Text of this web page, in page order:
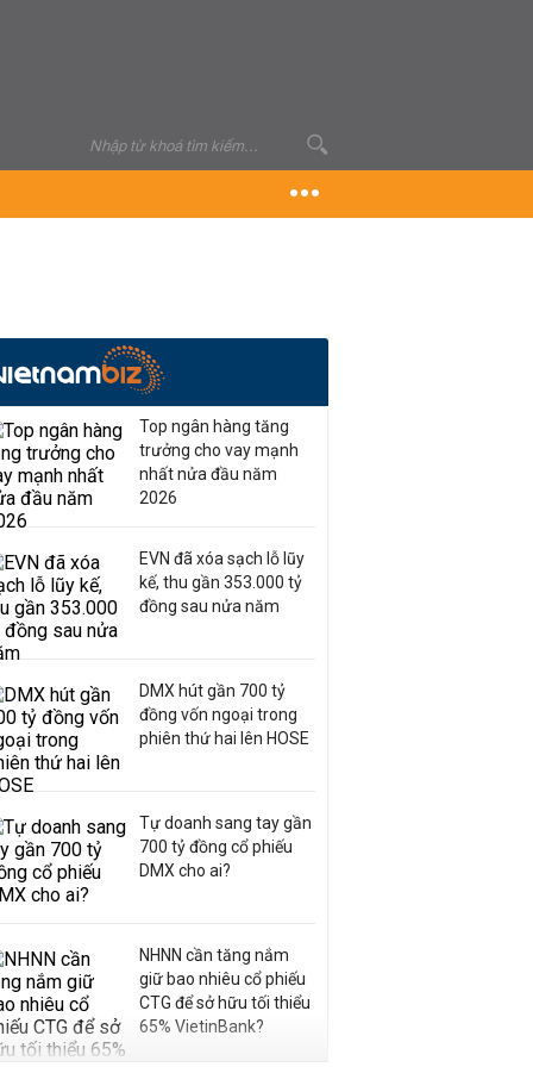
Top ngân hàng tăng
trưởng cho vay mạnh
nhất nửa đầu năm
2026
EVN đã xóa sạch lỗ lũy
kế, thu gần 353.000 tỷ
đồng sau nửa năm
DMX hút gần 700 tỷ
đồng vốn ngoại trong
phiên thứ hai lên HOSE
Tự doanh sang tay gần
700 tỷ đồng cổ phiếu
DMX cho ai?
NHNN cần tăng nắm
giữ bao nhiêu cổ phiếu
CTG để sở hữu tối thiểu
65% VietinBank?